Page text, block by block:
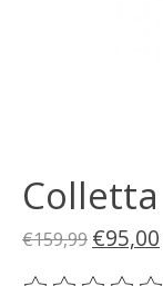
Colletta
€159,99 €95,00